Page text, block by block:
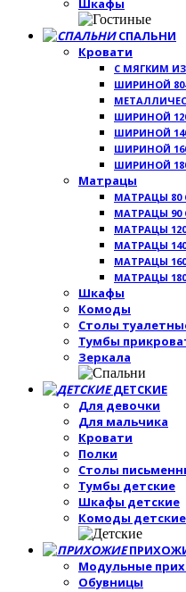
Шкафы
СПАЛЬНИ
Кровати
С МЯГКИМ
ШИРИНОЙ
ШИРИНОЙ
ШИРИНОЙ
ШИРИНОЙ
ШИРИНОЙ
Матрацы
МАТРАЦЫ 80
МАТРАЦЫ 90
МАТРАЦЫ
МАТРАЦЫ
МАТРАЦЫ
МАТРАЦЫ
Шкафы
Комоды
Столы
Тумбы
Зеркала
ДЕТСКИЕ
Для девочки
Для мальчика
Кровати
Полки
Столы
Тумбы детские
Шкафы детские
Комоды детские
Модульные
Обувницы